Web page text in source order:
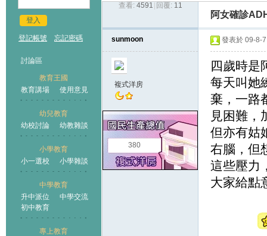
登入
登記帳號 忘記密碼
討論區
教育王國
教育講場
使用意見
幼兒教育
幼校討論
幼教雜談
小學教育
小一選校
小學雜談
中學教育
升中派位
中學交流
初中教育
專上教育
王國
› ›
查看: 4591 回覆: 11
阿女確診
sunmoon
複式洋房
380
發表於 09-8-
四歲時是
每天叫她
棄，一路
見困難，
但亦有姑
右腦，但
這些壓力
大家給點